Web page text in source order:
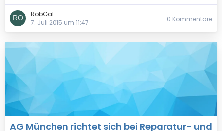
RobGal
7. Juli 2015 um 11:47
0 Kommentare
AG München richtet sich bei Reparatur- und